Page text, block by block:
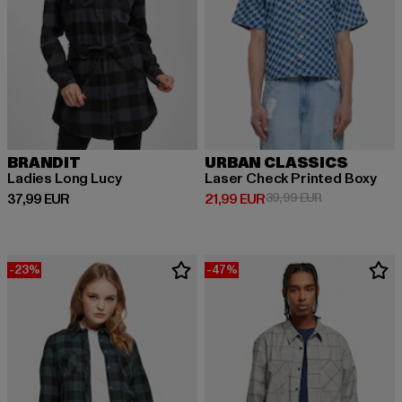
BRANDIT
Ladies Long Lucy
37,99 EUR
Derzeitiger Preis: 37,99 EUR
URBAN CLASSICS
Laser Check Printed Boxy
21,99 EUR
Derzeitiger Preis: 21,99 EUR
39,99 EURAktionspreis:
-23% -47%